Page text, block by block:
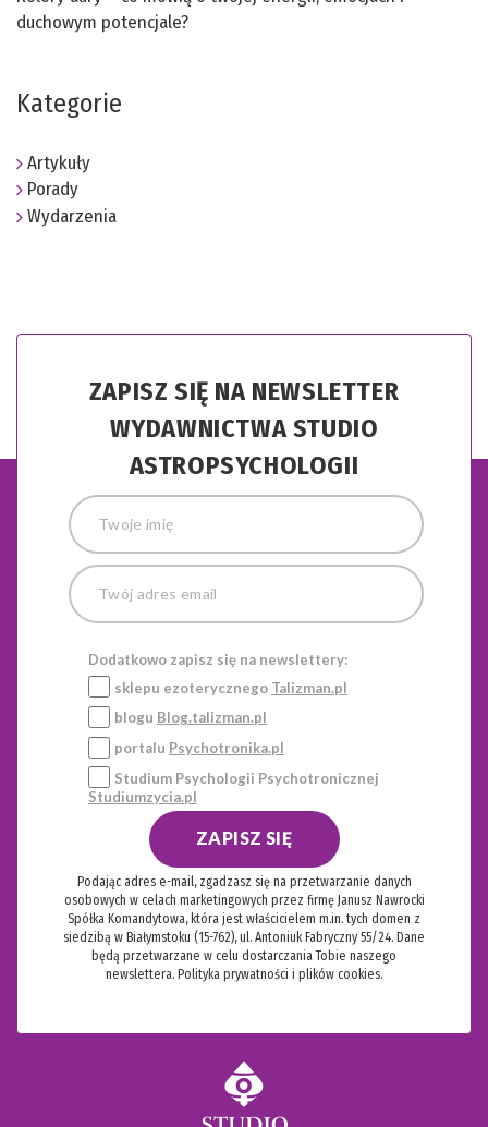
duchowym potencjale?
Kategorie
Artykuły
Porady
Wydarzenia
ZAPISZ SIĘ NA NEWSLETTER
WYDAWNICTWA STUDIO
ASTROPSYCHOLOGII
Dodatkowo zapisz się na newslettery:
sklepu ezoterycznego Talizman.pl
blogu Blog.talizman.pl
portalu Psychotronika.pl
Studium Psychologii Psychotronicznej
Studiumzycia.pl
ZAPISZ SIĘ
Podając adres e-mail, zgadzasz się na przetwarzanie danych
osobowych w celach marketingowych przez firmę Janusz Nawrocki
Spółka Komandytowa, która jest właścicielem m.in. tych domen z
siedzibą w Białymstoku (15-762), ul. Antoniuk Fabryczny 55/24. Dane
będą przetwarzane w celu dostarczania Tobie naszego
newslettera. Polityka prywatności i plików cookies.